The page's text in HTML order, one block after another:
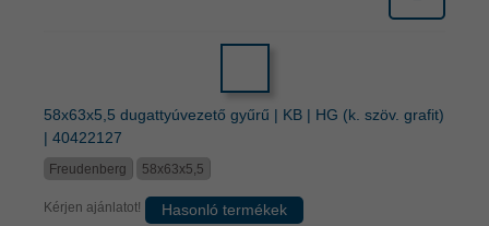
58x63x5,5 dugattyúvezető gyűrű | KB | HG (k. szöv. grafit)
| 40422127
Freudenberg 58x63x5,5
Kérjen ajánlatot! Hasonló termékek